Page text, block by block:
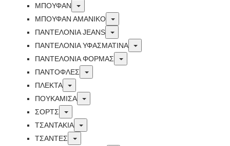
ΜΠΟΥΦΑΝ
Toggle
ΜΠΟΥΦΑΝ ΑΜΑΝΙΚΟ
Toggle
ΠΑΝΤΕΛΟΝΙΑ JEANS
Toggle
ΠΑΝΤΕΛΟΝΙΑ ΥΦΑΣΜΑΤΙΝΑ
Toggle
ΠΑΝΤΕΛΟΝΙΑ ΦΟΡΜΑΣ
Toggle
ΠΑΝΤΟΦΛΕΣ
Toggle
ΠΛΕΚΤΑ
Toggle
ΠΟΥΚΑΜΙΣΑ
Toggle
ΣΟΡΤΣ
Toggle
ΤΣΑΝΤΑΚΙΑ
Toggle
ΤΣΑΝΤΕΣ
Toggle